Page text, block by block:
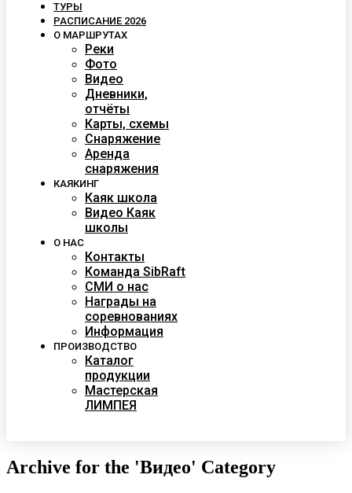
ТУРЫ
РАСПИСАНИЕ 2026
О МАРШРУТАХ
Реки
Фото
Видео
Дневники,
отчёты
Карты, схемы
Снаряжение
Аренда
снаряжения
КАЯКИНГ
Каяк школа
Видео Каяк
школы
О НАС
Контакты
Команда SibRaft
СМИ о нас
Награды на
соревнованиях
Информация
ПРОИЗВОДСТВО
Каталог
продукции
Мастерская
ЛИМПЕЯ
Archive for the 'Видео' Category